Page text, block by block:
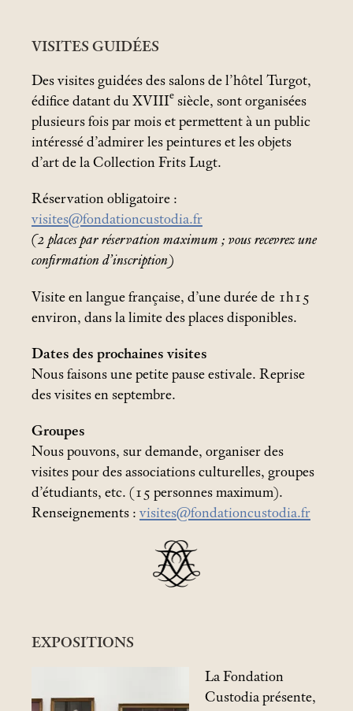
VISITES GUIDÉES
Des visites guidées des salons de l’hôtel Turgot,
édifice datant du XVIIIe siècle, sont organisées
plusieurs fois par mois et permettent à un public
intéressé d’admirer les peintures et les objets
d’art de la Collection Frits Lugt.
Réservation obligatoire :
visites@fondationcustodia.fr
(2 places par réservation maximum ; vous recevrez une
confirmation d’inscription)
Visite en langue française, d’une durée de 1h15
environ, dans la limite des places disponibles.
Dates des prochaines visites
Nous faisons une petite pause estivale. Reprise
des visites en septembre.
Groupes
Nous pouvons, sur demande, organiser des
visites pour des associations culturelles, groupes
d’étudiants, etc. (15 personnes maximum).
Renseignements : visites@fondationcustodia.fr
EXPOSITIONS
La Fondation
Custodia présente,